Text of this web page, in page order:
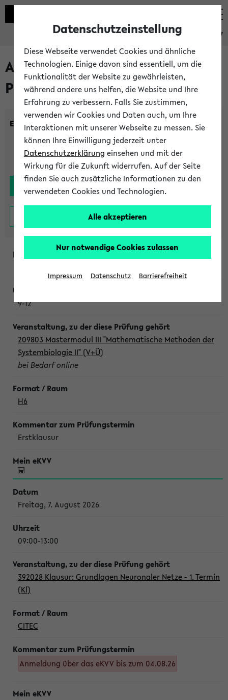
eKVV
Alle noch stattfindenden
Prüfungen
Einrichtung:
9-12
209803 Mastermodul III "Mathematische Methoden der
Systembiologie II" (V+Ü)
bei Bedarf online
H6
Erstklausur
Freitag, 7. August 2026
09:00-13:00
392028 Klausur: Grundlagen Neuronaler Netze - 1. Termin
(Kl)
CITEC
Anmeldung über das eKVV bis zum 04.08.26
Datenschutzeinstellung
Diese Webseite verwendet Cookies und ähnliche
Technologien. Einige davon sind essentiell, um die
Funktionalität der Website zu gewährleisten,
während andere uns helfen, die Website und Ihre
Erfahrung zu verbessern. Falls Sie zustimmen,
verwenden wir Cookies und Daten auch, um Ihre
Interaktionen mit unserer Webseite zu messen. Sie
können Ihre Einwilligung jederzeit unter
Datenschutzerklärung einsehen und mit der
Wirkung für die Zukunft widerrufen. Auf der Seite
finden Sie auch zusätzliche Informationen zu den
verwendeten Cookies und Technologien.
Alle akzeptieren
Nur notwendige Cookies zulassen
Impressum Datenschutz Barrierefreiheit